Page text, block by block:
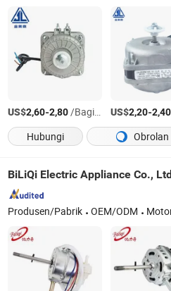
US$2,60-2,80/Bagian US$2,20-2,40
Hubungi
Obrolan
BiLiQi Electric Appliance Co.,
Produsen/Pabrik OEM/ODM Motor Kipas Fase